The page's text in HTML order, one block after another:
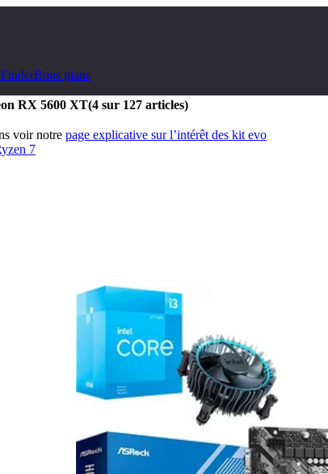
Bons plans
RX 5600 XT(4 sur 127 articles)
voir notre page explicative sur l’intérêt des kit evo
7